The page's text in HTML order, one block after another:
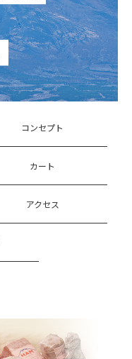
コンセプト
カート
アクセス